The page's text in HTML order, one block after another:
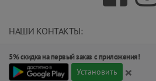
НАШИ КОНТАКТЫ:
(+992) 551 555 551
734000, г.Душанбе, ул.Карамова 205.
5% скидка на первый заказ с приложения!
Установить ×